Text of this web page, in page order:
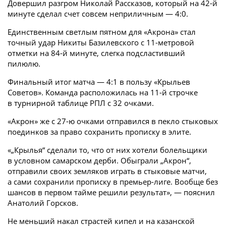
Довершил разгром Николай Рассказов, который на 42-й
минуте сделал счет совсем неприличным — 4:0.
Единственным светлым пятном для «Акрона» стал
точный удар Никиты Базилевского с 11-метровой
отметки на 84-й минуте, слегка подсластивший
пилюлю.
Финальный итог матча — 4:1 в пользу «Крыльев
Советов». Команда расположилась на 11-й строчке
в турнирной таблице РПЛ с 32 очками.
«Акрон» же с 27-ю очками отправился в пекло стыковых
поединков за право сохранить прописку в элите.
«„Крылья“ сделали то, что от них хотели болельщики
в условном самарском дерби. Обыграли „Акрон“,
отправили своих земляков играть в стыковые матчи,
а сами сохранили прописку в премьер-лиге. Вообще без
шансов в первом тайме решили результат», — пояснил
Анатолий Горсков.
Не меньший накал страстей кипел и на казанской